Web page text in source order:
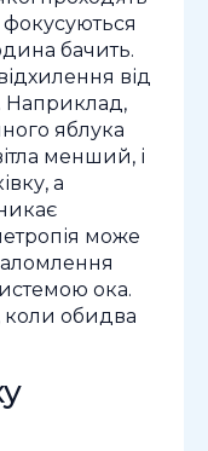
фокусуються
бачить.
від
Наприклад,
яблука
менший, і
а
може
ока.
коли обидва